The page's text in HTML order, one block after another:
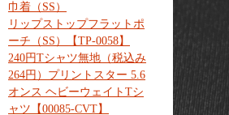
巾着（SS）
リップストップフラットポ
ーチ（SS）【TP-0058】
240円Tシャツ無地（税込み
264円）プリントスター 5.6
オンス ヘビーウェイトTシ
ャツ【00085-CVT】